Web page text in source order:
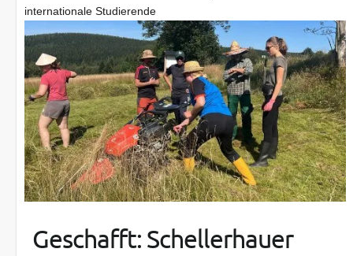
internationale Studierende
Geschafft: Schellerhauer